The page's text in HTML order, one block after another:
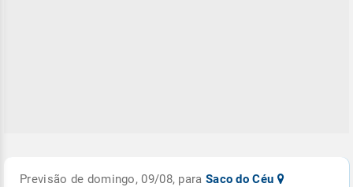
Previsão de domingo, 09/08, para Saco do Céu